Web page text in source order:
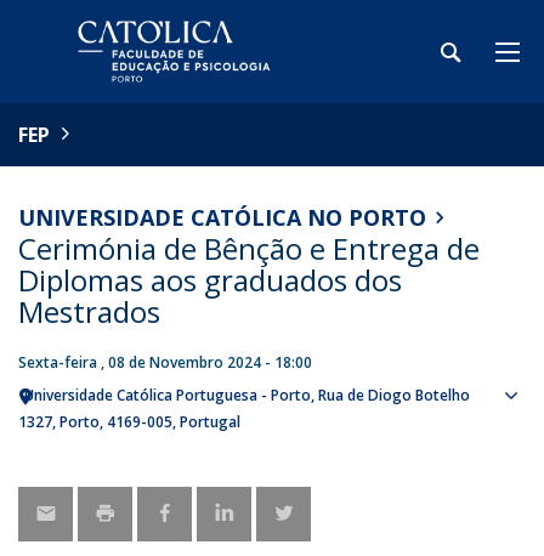
FEP
UNIVERSIDADE CATÓLICA NO PORTO
Cerimónia de Bênção e Entrega de
Diplomas aos graduados dos
Mestrados
Sexta-feira , 08 de Novembro 2024 - 18:00
Universidade Católica Portuguesa - Porto Rua de Diogo Botelho
1327 Porto 4169-005 Portugal